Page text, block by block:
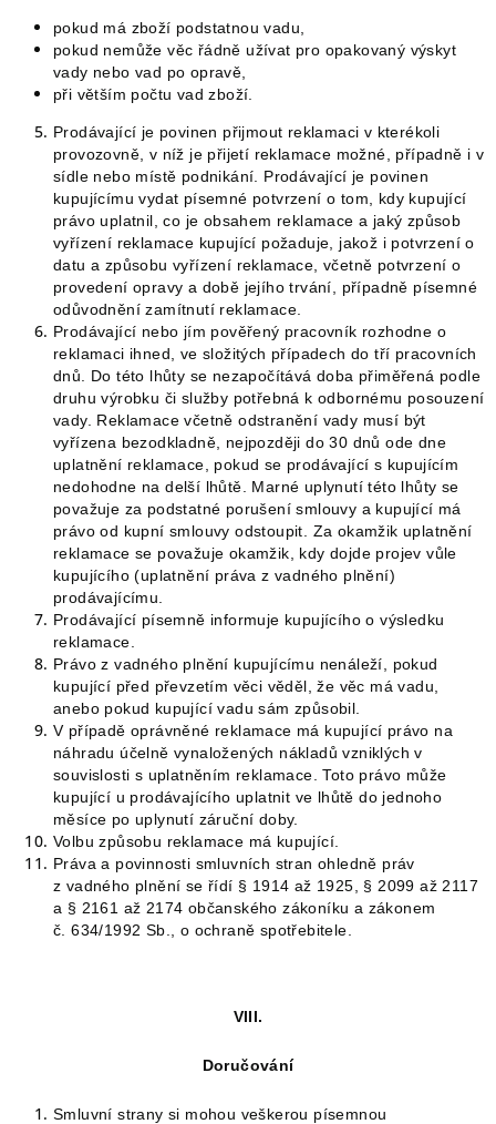
pokud má zboží podstatnou vadu,
pokud nemůže věc řádně užívat pro opakovaný výskyt
vady nebo vad po opravě,
při větším počtu vad zboží.
Prodávající je povinen přijmout reklamaci v kterékoli
provozovně, v níž je přijetí reklamace možné, případně i v
sídle nebo místě podnikání. Prodávající je povinen
kupujícímu vydat písemné potvrzení o tom, kdy kupující
právo uplatnil, co je obsahem reklamace a jaký způsob
vyřízení reklamace kupující požaduje, jakož i potvrzení o
datu a způsobu vyřízení reklamace, včetně potvrzení o
provedení opravy a době jejího trvání, případně písemné
odůvodnění zamítnutí reklamace.
Prodávající nebo jím pověřený pracovník rozhodne o
reklamaci ihned, ve složitých případech do tří pracovních
dnů. Do této lhůty se nezapočítává doba přiměřená podle
druhu výrobku či služby potřebná k odbornému posouzení
vady. Reklamace včetně odstranění vady musí být
vyřízena bezodkladně, nejpozději do 30 dnů ode dne
uplatnění reklamace, pokud se prodávající s kupujícím
nedohodne na delší lhůtě. Marné uplynutí této lhůty se
považuje za podstatné porušení smlouvy a kupující má
právo od kupní smlouvy odstoupit. Za okamžik uplatnění
reklamace se považuje okamžik, kdy dojde projev vůle
kupujícího (uplatnění práva z vadného plnění)
prodávajícímu.
Prodávající písemně informuje kupujícího o výsledku
reklamace.
Právo z vadného plnění kupujícímu nenáleží, pokud
kupující před převzetím věci věděl, že věc má vadu,
anebo pokud kupující vadu sám způsobil.
V případě oprávněné reklamace má kupující právo na
náhradu účelně vynaložených nákladů vzniklých v
souvislosti s uplatněním reklamace. Toto právo může
kupující u prodávajícího uplatnit ve lhůtě do jednoho
měsíce po uplynutí záruční doby.
Volbu způsobu reklamace má kupující.
Práva a povinnosti smluvních stran ohledně práv
z vadného plnění se řídí § 1914 až 1925, § 2099 až 2117
a § 2161 až 2174 občanského zákoníku a zákonem
č. 634/1992 Sb., o ochraně spotřebitele.
VIII.
Doručování
Smluvní strany si mohou veškerou písemnou